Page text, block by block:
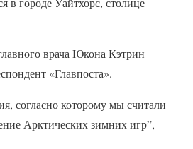
врача Юкона Кэтрин
«Главпоста».
согласно которому мы считали
Арктических зимних игр”, —